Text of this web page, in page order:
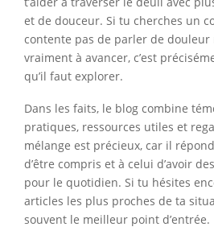
et de douceur. Si tu cherches un
contente pas de parler de douleur
vraiment à avancer, c’est
qu’il faut explorer.
Dans les faits, le blog combine
pratiques, ressources utiles et
mélange est précieux, car il
d’être compris et à celui d’avoir
pour le quotidien. Si tu hésites
articles les plus proches de ta
souvent le meilleur point d’entrée.